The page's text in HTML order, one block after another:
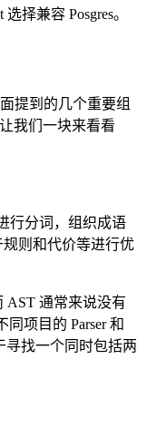
择兼容 Posgres。
提到的几个重要组
我们一块来看看
行分词，组织成语
则和代价等进行优
AST 通常来说没有
项目的 Parser 和
寻找一个同时包括两